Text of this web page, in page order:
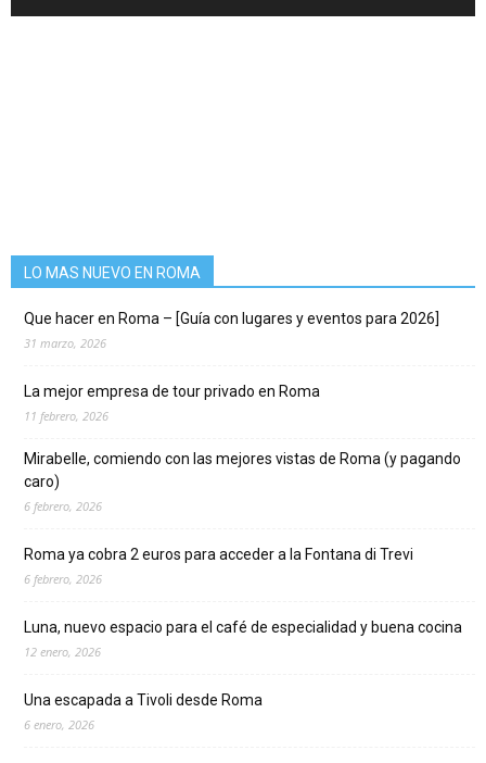
LO MAS NUEVO EN ROMA
Que hacer en Roma – [Guía con lugares y eventos para 2026]
31 marzo, 2026
La mejor empresa de tour privado en Roma
11 febrero, 2026
Mirabelle, comiendo con las mejores vistas de Roma (y pagando
caro)
6 febrero, 2026
Roma ya cobra 2 euros para acceder a la Fontana di Trevi
6 febrero, 2026
Luna, nuevo espacio para el café de especialidad y buena cocina
12 enero, 2026
Una escapada a Tivoli desde Roma
6 enero, 2026